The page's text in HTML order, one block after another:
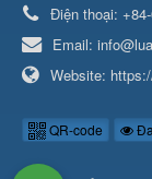
Điện thoại:
Email:
Website:
QR-code